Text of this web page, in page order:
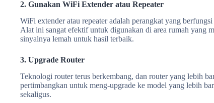
2. Gunakan WiFi Extender atau Repeater
WiFi extender atau repeater adalah perangkat yang
Alat ini sangat efektif untuk digunakan di area rumah yang
sinyalnya lemah untuk hasil terbaik.
3. Upgrade Router
Teknologi router terus berkembang, dan router yang lebih
pertimbangkan untuk meng-upgrade ke model yang lebih
sekaligus.